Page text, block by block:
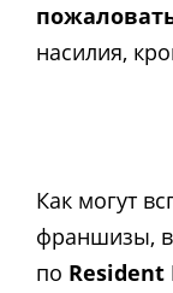
насилия,
Как могут
франшизы,
по Resident